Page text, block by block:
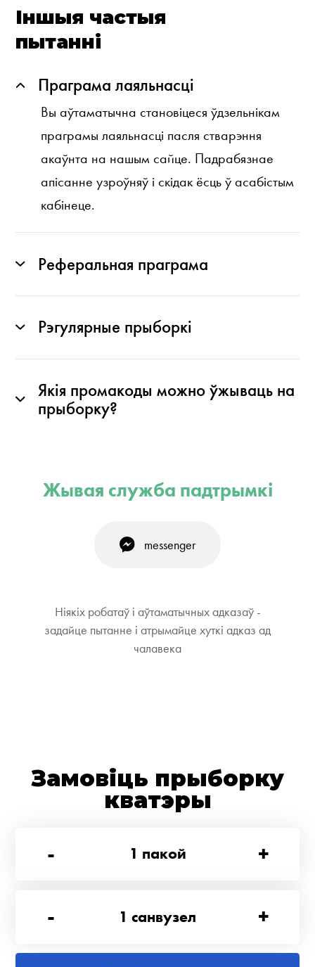
Іншыя частыя
пытанні
Праграма лаяльнасці
Вы аўтаматычна становіцеся ўдзельнікам
праграмы лаяльнасці пасля стварэння
акаўнта на нашым сайце. Падрабязнае
апісанне узроўняў і скідак ёсць ў асабістым
кабінеце.
Реферальная праграма
Рэгулярные прыборкі
Якія промакоды можно ўжываць на
прыборку?
Жывая служба падтрымкі
messenger
Ніякіх робатаў і аўтаматычных адказаў -
задайце пытанне і атрымайце хуткі адказ ад
чалавека
Замовіць прыборку
кватэры
-
1 пакой +
- 1 санвузел +